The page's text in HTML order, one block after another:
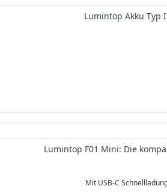
Lumintop Akku Typ
Lumintop F01 Mini: Die
Mit USB-C